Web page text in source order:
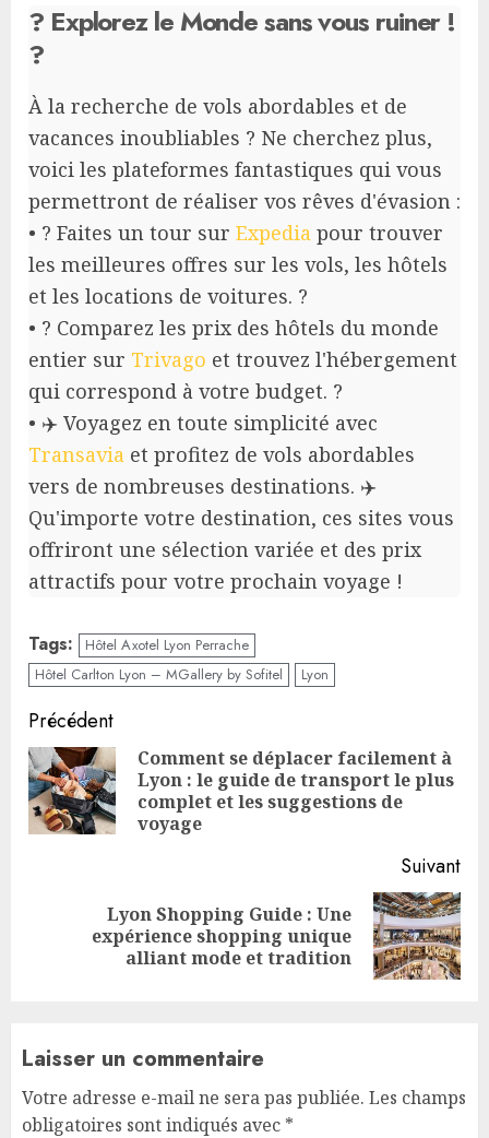
? Explorez le Monde sans vous ruiner !
?
À la recherche de vols abordables et de
vacances inoubliables ? Ne cherchez plus,
voici les plateformes fantastiques qui vous
permettront de réaliser vos rêves d'évasion :
• ? Faites un tour sur Expedia pour trouver
les meilleures offres sur les vols, les hôtels
et les locations de voitures. ?
• ? Comparez les prix des hôtels du monde
entier sur Trivago et trouvez l'hébergement
qui correspond à votre budget. ?
• ✈️ Voyagez en toute simplicité avec
Transavia et profitez de vols abordables
vers de nombreuses destinations. ✈️
Qu'importe votre destination, ces sites vous
offriront une sélection variée et des prix
attractifs pour votre prochain voyage !
Tags:
Hôtel Axotel Lyon Perrache
Hôtel Carlton Lyon – MGallery by Sofitel
Lyon
Continue
Reading
Précédent
Comment se déplacer facilement à
Lyon : le guide de transport le plus
complet et les suggestions de
voyage
Suivant
Lyon Shopping Guide : Une
expérience shopping unique
alliant mode et tradition
Laisser un commentaire
Votre adresse e-mail ne sera pas publiée. Les champs
obligatoires sont indiqués avec *